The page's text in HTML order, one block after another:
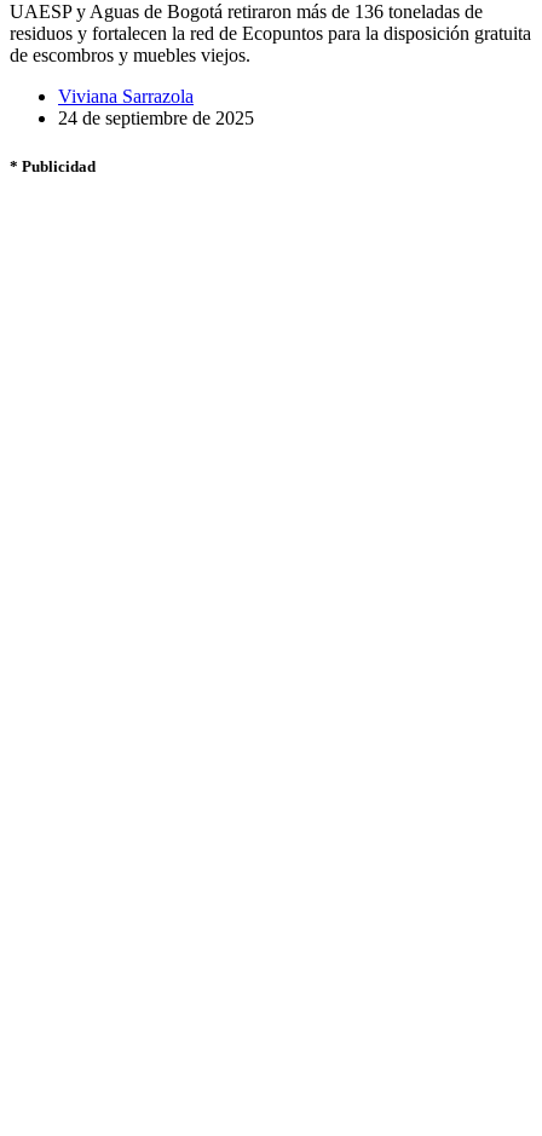
UAESP y Aguas de Bogotá retiraron más de 136 toneladas de
residuos y fortalecen la red de Ecopuntos para la disposición gratuita
de escombros y muebles viejos.
Viviana Sarrazola
24 de septiembre de 2025
* Publicidad